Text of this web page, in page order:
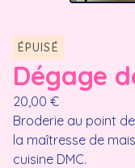
ÉPUISÉ
Dégage
20,00 €
Broderie au point
la maîtresse de
cuisine DMC.